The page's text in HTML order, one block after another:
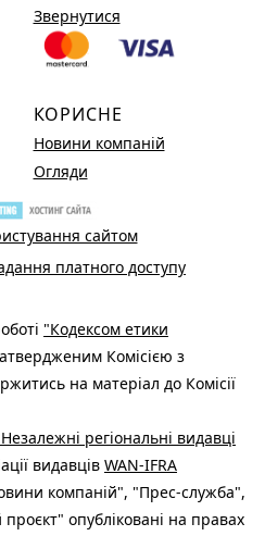
Звернутися
КОРИСНЕ
Новини компаній
Огляди
сайтом
платного доступу
"Кодексом етики
Комісією з
на матеріал до Комісії
Незалежні регіональні видавці
видавців WAN-IFRA
компаній", "Прес-служба",
опубліковані на правах